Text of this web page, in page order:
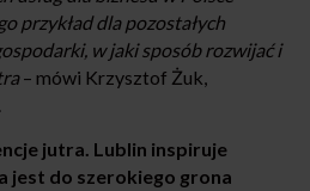
przykład dla pozostałych
w jaki sposób rozwijać i
– mówi Krzysztof Żuk,
jutra. Lublin inspiruje
jest do szerokiego grona